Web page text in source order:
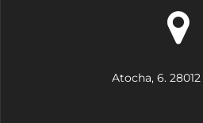
Atocha, 6.